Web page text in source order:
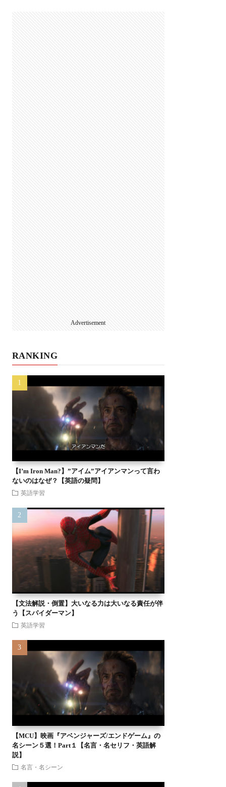
Advertisement
RANKING
【I’m Iron Man?】”アイム”アイアンマンって言わ
ないのはなぜ？【英語の疑問】
英語学習
【文法解説・倒置】大いなる力は大いなる責任が伴
う【スパイダーマン】
英語学習
【MCU】映画『アベンジャーズ/エンドゲーム』の
名シーン５選！Part１【名言・名セリフ・英語解
説】
名言・名シーン